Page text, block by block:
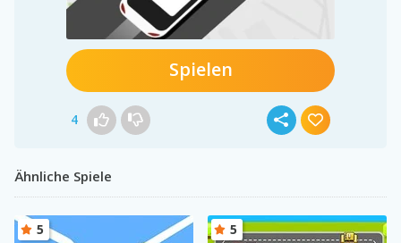
Spielen
4
Ähnliche Spiele
5 5